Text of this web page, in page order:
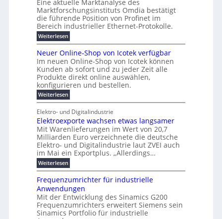
r
B
ü
r
o
k
a
t
i
e
u
n
g
e
n
l
e
i
s
t
e
n
E
t
h
e
r
c
a
t
P
l
u
F
e
s
t
t
e
r
e
s
K
a
b
e
l
m
a
n
g
m
e
n
t
2
0
%
i
m
e
r
s
e
n
H
a
l
b
a
h
r
2
0
2
6
w
i
r
d
e
e
W
a
g
o
-
C
E
W
i
n
k
e
l
s
t
e
c
k
e
r
ü
S
t
r
ö
m
e
b
i
s
5
A
Eine aktuelle Marktanalyse des
Marktforschungsinstituts Omdia bestätigt
die führende Position von Profinet im
Bereich industrieller Ethernet-Protokolle.
Weiterlesen:
P
r
o
i
n
e
t
f
ü
h
r
e
n
d
e
s
i
n
u
s
t
r
i
e
Neuer Online-Shop von Icotek verfügbar
Im neuen Online-Shop von Icotek können
Kunden ab sofort und zu jeder Zeit alle
Produkte direkt online auswählen,
konfigurieren und bestellen.
Weiterlesen:
N
e
u
e
r
O
n
l
i
n
e
-
S
h
o
p
v
Elektro- und Digitalindustrie
Elektroexporte wachsen etwas langsamer
Mit Warenlieferungen im Wert von 20,7
Milliarden Euro verzeichnete die deutsche
Elektro- und Digitalindustrie laut ZVEI auch
im Mai ein Exportplus. „Allerdings…
Weiterlesen:
E
e
k
t
r
o
Frequenzumrichter für industrielle
Anwendungen
Mit der Entwicklung des Sinamics G200
Frequenzumrichters erweitert Siemens sein
Sinamics Portfolio für industrielle